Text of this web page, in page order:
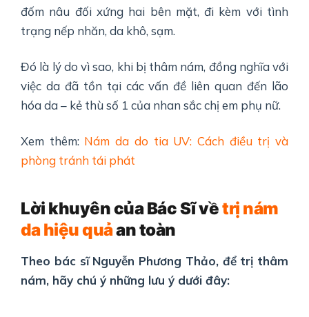
đốm nâu đối xứng hai bên mặt, đi kèm với tình
trạng nếp nhăn, da khô, sạm.
Đó là lý do vì sao, khi bị thâm nám, đồng nghĩa với
việc da đã tồn tại các vấn đề liên quan đến lão
hóa da – kẻ thù số 1 của nhan sắc chị em phụ nữ.
Xem thêm: Nám da do tia UV: Cách điều trị và
phòng tránh tái phát
Lời khuyên của Bác Sĩ vềtrị nám
da hiệu quảan toàn
Theo bác sĩ Nguyễn Phương Thảo, để trị thâm
nám, hãy chú ý những lưu ý dưới đây: